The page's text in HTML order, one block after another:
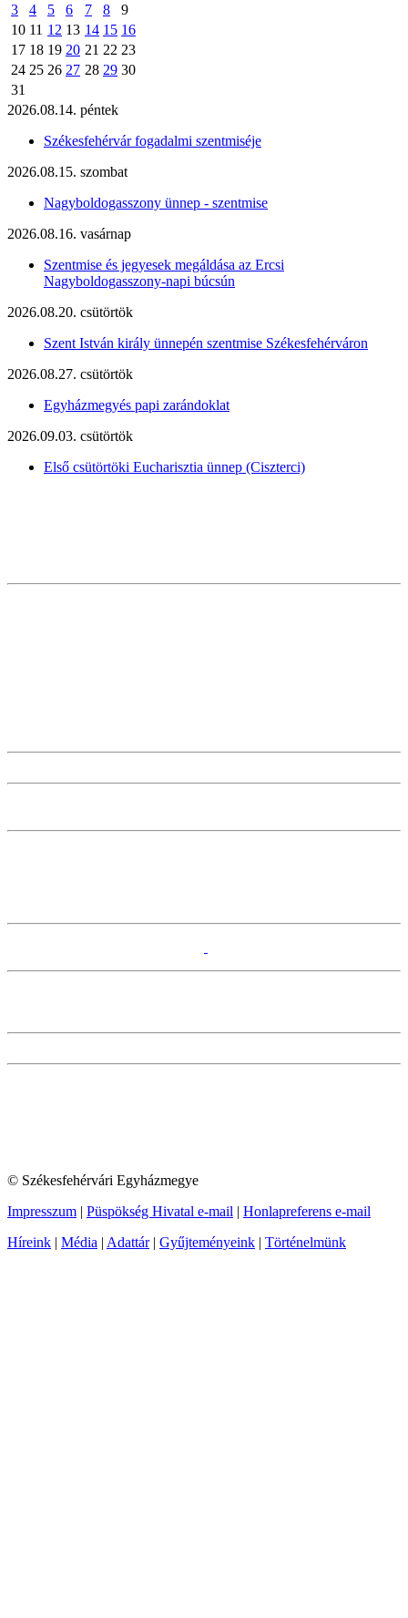
3
4 5 6 7 8
9
10 11 12 13 14 15 16
17 18 19 20 21 22 23
24 25 26 27 28 29 30
31
2026.08.14. péntek
Székesfehérvár fogadalmi szentmiséje
2026.08.15. szombat
Nagyboldogasszony ünnep - szentmise
2026.08.16. vasárnap
Szentmise és jegyesek megáldása az Ercsi
Nagyboldogasszony-napi búcsún
2026.08.20. csütörtök
Szent István király ünnepén szentmise Székesfehérváron
2026.08.27. csütörtök
Egyházmegyés papi zarándoklat
2026.09.03. csütörtök
Első csütörtöki Eucharisztia ünnep (Ciszterci)
© Székesfehérvári Egyházmegye
Impresszum | Püspökség Hivatal e-mail | Honlapreferens e-mail
Híreink | Média | Adattár| Gyűjteményeink | Történelmünk